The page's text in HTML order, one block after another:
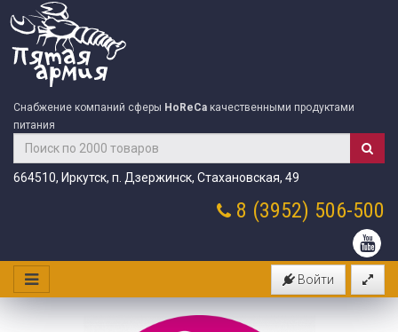
Снабжение компаний сферы HoReCa качественными продуктами
питания
664510, Иркутск, п. Дзержинск, Стахановская, 49
8 (3952) 506-500
Войти